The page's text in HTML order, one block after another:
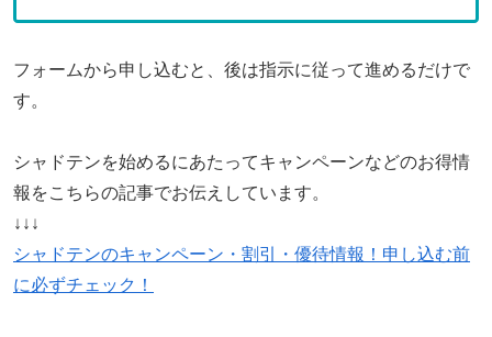
フォームから申し込むと、後は指示に従って進めるだけで
す。
シャドテンを始めるにあたってキャンペーンなどのお得情
報をこちらの記事でお伝えしています。
↓↓↓
シャドテンのキャンペーン・割引・優待情報！申し込む前
に必ずチェック！